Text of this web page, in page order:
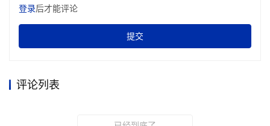
开发者，提供安全、先进、可靠的自动驾驶技术。
在小马智行的Robotaxi商业化路线中，公司并不亲自造
产车辆。今年2月，小马智行与广汽丰田合作的首台量产版
登录后才能评论
提交
评论列表